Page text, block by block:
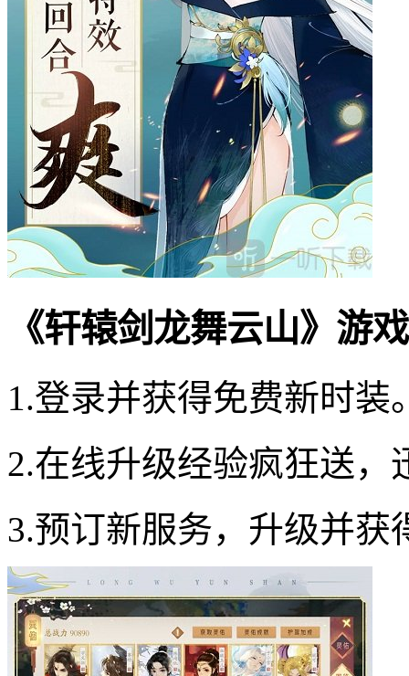
《轩辕剑龙舞云山》游
1.登录并获得免费新时装
2.在线升级经验疯狂送，
3.预订新服务，升级并获